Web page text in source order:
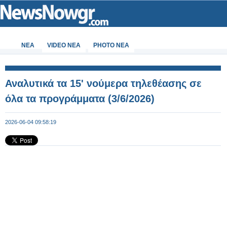
ΝΕΑ VIDEO NEA PHOTO NEA
Αναλυτικά τα 15' νούμερα τηλεθέασης σε
όλα τα προγράμματα (3/6/2026)
2026-06-04 09:58:19